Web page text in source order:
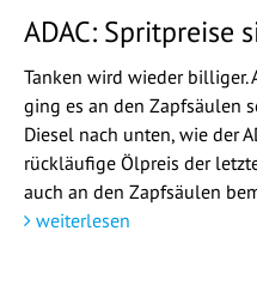
ADAC: Spritpreise
Tanken wird wieder billiger.
ging es an den Zapfsäulen
Diesel nach unten, wie der
rückläufige Ölpreis der
auch an den Zapfsäulen
weiterlesen